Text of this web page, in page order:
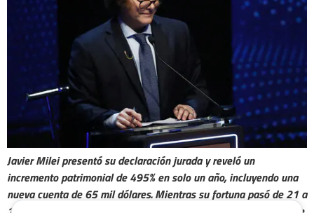
Javier Milei presentó su declaración jurada y reveló un
incremento patrimonial de 495% en solo un año, incluyendo una
nueva cuenta de 65 mil dólares. Mientras su fortuna pasó de 21 a